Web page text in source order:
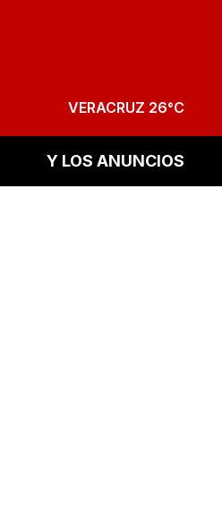
VERACRUZ 26°C
Y LOS ANUNCIOS